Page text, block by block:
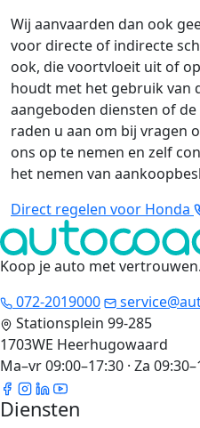
Wij aanvaarden dan ook
voor directe of indirecte
ook, die voortvloeit uit of
houdt met het gebruik van
aangeboden diensten of
raden u aan om bij vragen
ons op te nemen en zelf
het nemen van
Direct regelen voor Honda
Koop je auto met vertrouwen.
072-2019000
Stationsplein 99-285
1703WE Heerhugowaard
Ma–vr 09:00–17:30 · Za
Diensten